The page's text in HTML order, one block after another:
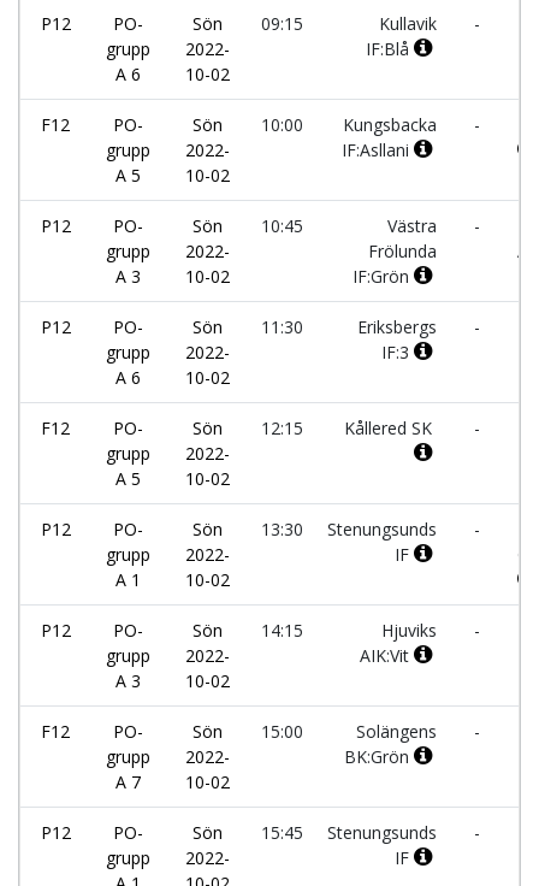
P12
PO-
grupp
A 6
Sön
2022-
10-02
09:15
Kullavik
IF:Blå
-
F12
PO-
grupp
A 5
Sön
2022-
10-02
10:00
Kungsbacka
IF:Asllani
-
P12
PO-
grupp
A 3
Sön
2022-
10-02
10:45
Västra
Frölunda
IF:Grön
-
P12
PO-
grupp
A 6
Sön
2022-
10-02
11:30
Eriksbergs
IF:3
-
F12
PO-
grupp
A 5
Sön
2022-
10-02
12:15 Kållered SK -
P12
PO-
grupp
A 1
Sön
2022-
10-02
13:30
Stenungsunds
IF
-
P12
PO-
grupp
A 3
Sön
2022-
10-02
14:15
Hjuviks
AIK:Vit
-
F12
PO-
grupp
A 7
Sön
2022-
10-02
15:00
Solängens
BK:Grön
-
P12
PO-
grupp
Sön
2022-
15:45
Stenungsunds
IF
-